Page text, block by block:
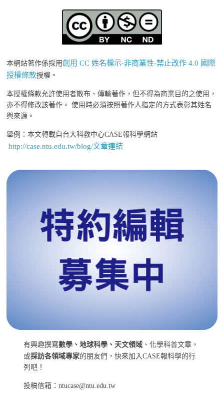
本網站著作係採用創用 CC 姓名標示-非商業性-禁止改作 4.0 國際
授權條款授權。
本授權條款允許使用者散布、傳輸著作，但不得為商業目的之使用，
亦不得修改該著作。 使用時必須按照著作人指定的方式表彰其姓名
與來源。
舉例：本文轉載自台大科教中心CASE報科學網站
http://case.ntu.edu.tw/blog/文章連結
有興趣撰寫數學、地球科學、天文領域 、化學科普文章，
或採訪各領域專家的朋友們，快來加入CASE報科學的行
列吧！
投稿信箱：ntucase@ntu.edu.tw